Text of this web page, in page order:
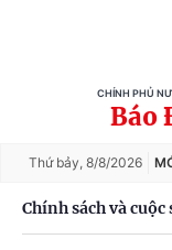
CHÍNH PHỦ
Báo
Thứ bảy, 8/8/2026
Chính sách và cuộc